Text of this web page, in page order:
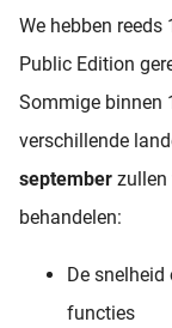
We hebben
Public Edition
Sommige binnen
verschillende
september zullen
behandelen:
De
functies